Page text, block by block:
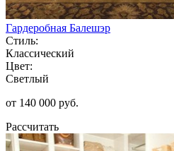
Гардеробная Балешэр
Стиль:
Классический
Цвет:
Светлый
от 140 000 руб.
Рассчитать